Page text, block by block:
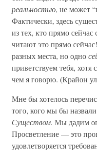
реальностью, не может
Фактически, здесь
из тех, кто прямо
читают это прямо
разных места, но одно
приветствуем тебя,
чем я говорю. (Крайон
Мне бы хотелось
того, кого мы бы назвали
Существом. Мы дадим
Просветление — это
удовлетворяется